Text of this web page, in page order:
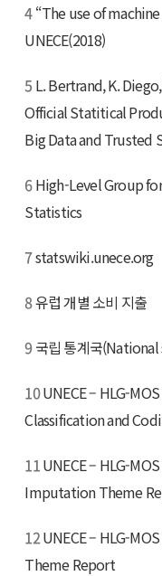
4“The use of
UNECE(2018)
5L. Bertrand, K.
Official Statitical
Big Data and Trusted
6High-Level Group
Statistics
7statswiki.unece.org
8유럽 개별 소비 지출
9국립 통계국
10UNECE – HLG-
Classification and
11 UNECE – HLG-
Imputation Theme
12UNECE – HLG-
Theme Report